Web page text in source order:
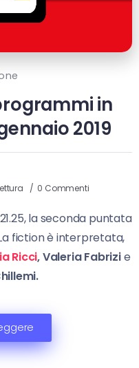
in
2019
0 Commenti
la seconda puntata
fiction è interpretata,
Ricci, Valeria Fabrizie